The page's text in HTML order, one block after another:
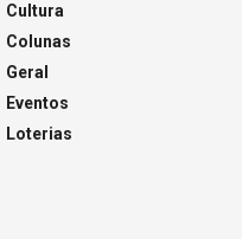
Cultura
Colunas
Geral
Eventos
Loterias